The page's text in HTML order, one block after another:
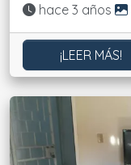
Actualizado:
hace 3 años
¡LEER MÁS!